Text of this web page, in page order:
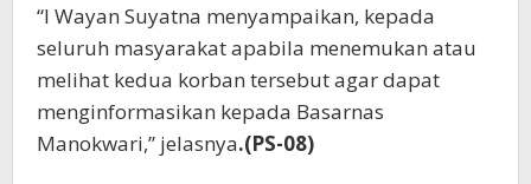
“I Wayan Suyatna menyampaikan, kepada
seluruh masyarakat apabila menemukan atau
melihat kedua korban tersebut agar dapat
menginformasikan kepada Basarnas
Manokwari,” jelasnya.(PS-08)